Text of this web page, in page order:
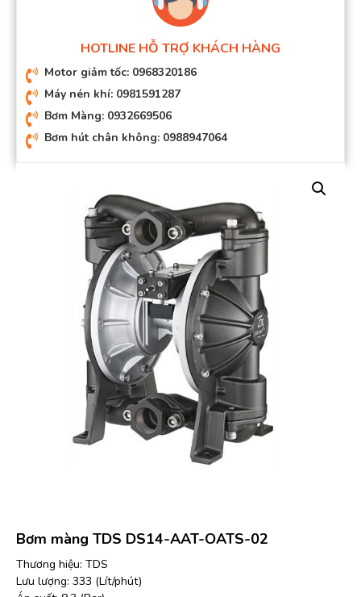
HOTLINE HỖ TRỢ KHÁCH HÀNG
Motor giảm tốc: 0968320186
Máy nén khí: 0981591287
Bơm Màng: 0932669506
Bơm hút chân không: 0988947064
Bơm màng TDS DS14-AAT-OATS-02
Thương hiệu: TDS
Lưu lượng: 333 (Lít/phút)